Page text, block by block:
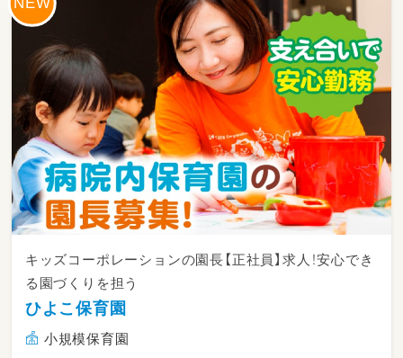
キッズコーポレーションの園長【正社員】求人！安心でき
る園づくりを担う
ひよこ保育園
小規模保育園